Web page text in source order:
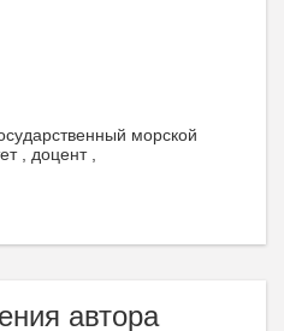
морской
, доцент ,
автора